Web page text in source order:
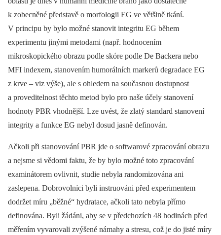
k zobecněné představě o morfologii EG ve většině tkání.
V principu by bylo možné stanovit integritu EG během
experimentu jinými metodami (např. hodnocením
mikroskopického obrazu podle skóre podle De Backera nebo
MFI indexem, stanovením humorálních markerů degradace EG
z krve –⁠ viz výše), ale s ohledem na současnou dostupnost
a proveditelnost těchto metod bylo pro naše účely stanovení
hodnoty PBR vhodnější. Lze uvést, že zlatý standard stanovení
integrity a funkce EG nebyl dosud jasně definován.
Ačkoli při stanovování PBR jde o softwarové zpracování obrazu
a nejsme si vědomi faktu, že by bylo možné toto zpracování
examinátorem ovlivnit, studie nebyla randomizována ani
zaslepena. Dobrovolníci byli instruováni před experimentem
dodržet míru „běžné“ hydratace, ačkoli tato nebyla přímo
definována. Byli žádáni, aby se v předchozích 48 hodinách před
měřením vyvarovali zvýšené námahy a stresu, což je do jisté míry